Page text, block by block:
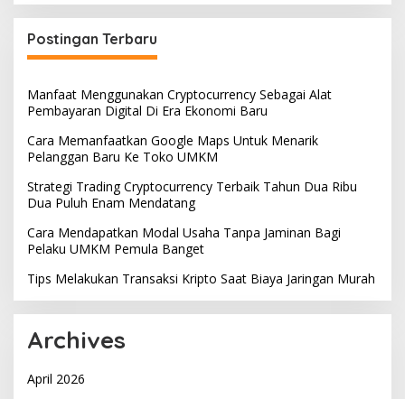
Postingan Terbaru
Manfaat Menggunakan Cryptocurrency Sebagai Alat
Pembayaran Digital Di Era Ekonomi Baru
Cara Memanfaatkan Google Maps Untuk Menarik
Pelanggan Baru Ke Toko UMKM
Strategi Trading Cryptocurrency Terbaik Tahun Dua Ribu
Dua Puluh Enam Mendatang
Cara Mendapatkan Modal Usaha Tanpa Jaminan Bagi
Pelaku UMKM Pemula Banget
Tips Melakukan Transaksi Kripto Saat Biaya Jaringan Murah
Archives
April 2026